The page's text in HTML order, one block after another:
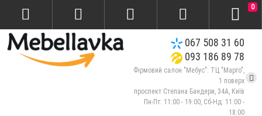
067 508 31 60
093 186 89 78
Фірмовий салон "Мебус": ТЦ "Марго",
1 поверх
проспект Степана Бандери, 34А, Київ
Пн-Пт: 11:00 - 19:00, Сб-Нд: 11:00 -
18:00
0